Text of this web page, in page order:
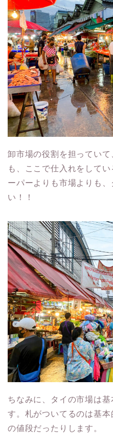
卸市場の役割を担ってい
も、ここで仕入れをして
ーパーよりも市場よりも
い！！
ちなみに、タイの市場は
す。札がついてるのは基
の値段だったりします。